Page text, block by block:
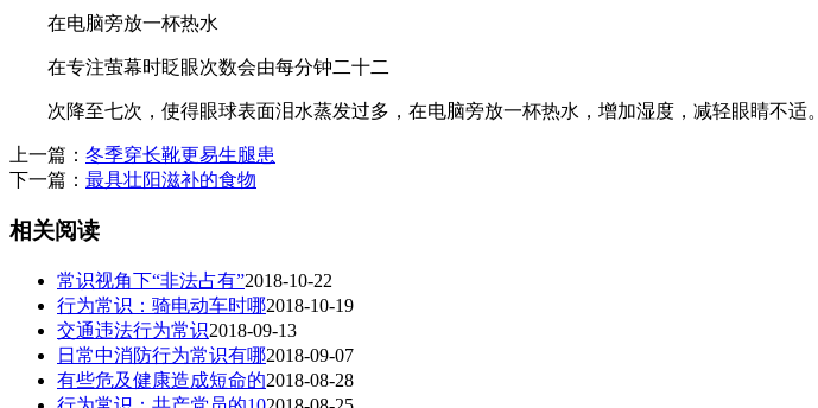
在电脑旁放一杯热水
在专注萤幕时眨眼次数会由每分钟二十二
次降至七次，使得眼球表面泪水蒸发过多，在电脑旁放一杯热水，增加湿度，减轻眼睛不适。
上一篇： 冬季穿长靴更易生腿患
下一篇： 最具壮阳滋补的食物
相关阅读
常识视角下“非法占有”2018-10-22
行为常识：骑电动车时哪2018-10-19
交通违法行为常识2018-09-13
日常中消防行为常识有哪2018-09-07
有些危及健康造成短命的2018-08-28